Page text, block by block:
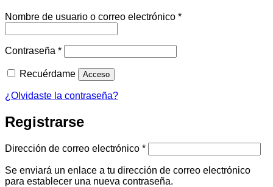
Nombre de usuario o correo electrónico *Obligatorio
Contraseña *Obligatorio
Recuérdame Acceso
¿Olvidaste la contraseña?
Registrarse
Dirección de correo electrónico *Obligatorio
Se enviará un enlace a tu dirección de correo electrónico
para establecer una nueva contraseña.